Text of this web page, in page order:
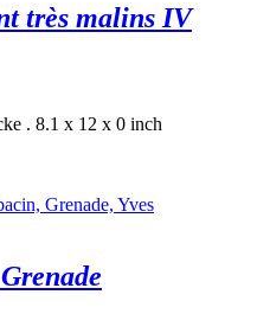
très malins IV
. 8.1 x 12 x 0 inch